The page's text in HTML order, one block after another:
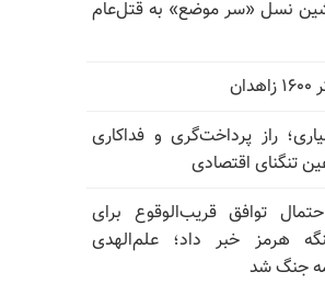
نسل «سر موضع» به قتل‌عام
راز پرداخت‌گری و فداکاری
تنگنای اقتصادی
توافق قریب‌الوقوع برای
هرمز خبر داد؛ علم‌الهدی
جنگ شد